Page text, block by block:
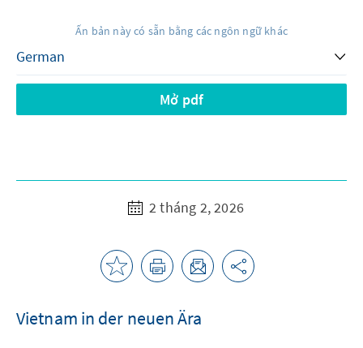
Ấn bản này có sẵn bằng các ngôn ngữ khác
Mở pdf
2 tháng 2, 2026
Vietnam in der neuen Ära